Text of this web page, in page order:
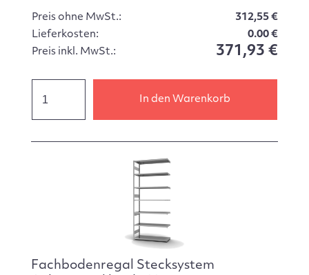
Preis ohne MwSt.:
312,55 €
Lieferkosten:
0.00 €
Preis inkl. MwSt.:
371,93 €
In den Warenkorb
Fachbodenregal Stecksystem